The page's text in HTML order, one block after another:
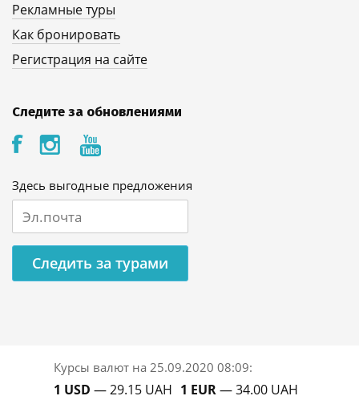
Рекламные туры
Как бронировать
Регистрация на сайте
Следите за обновлениями
Здесь выгодные предложения
Следить за турами
Курсы валют на 25.09.2020 08:09:
1 USD — 29.15 UAH 1 EUR— 34.00 UAH